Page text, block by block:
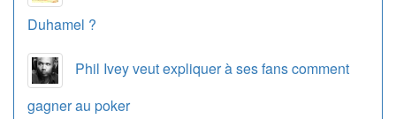
Duhamel ?
Phil Ivey veut expliquer à ses fans comment
gagner au poker